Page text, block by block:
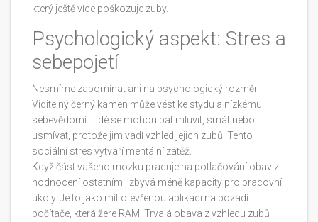
který ještě více poškozuje zuby.
Psychologický aspekt: Stres a
sebepojetí
Nesmíme zapomínat ani na psychologický rozměr.
Viditelný černý kámen může vést ke stydu a nízkému
sebevědomí. Lidé se mohou bát mluvit, smát nebo
usmívat, protože jim vadí vzhled jejich zubů. Tento
sociální stres vytváří mentální zátěž.
Když část vašeho mozku pracuje na potlačování obav z
hodnocení ostatními, zbývá méně kapacity pro pracovní
úkoly. Je to jako mít otevřenou aplikaci na pozadí
počítače, která žere RAM. Trvalá obava z vzhledu zubů